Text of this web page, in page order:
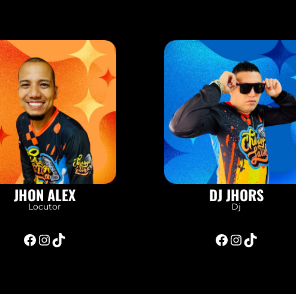
JHON ALEX
Locutor
Facebook InstagramTikTok
DJ JHORS
Dj
Facebook InstagramTikTok